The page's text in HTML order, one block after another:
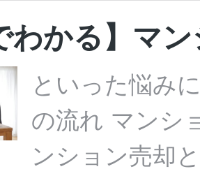
わかる】マ
といった悩み
の流れ マンシ
ンション売却